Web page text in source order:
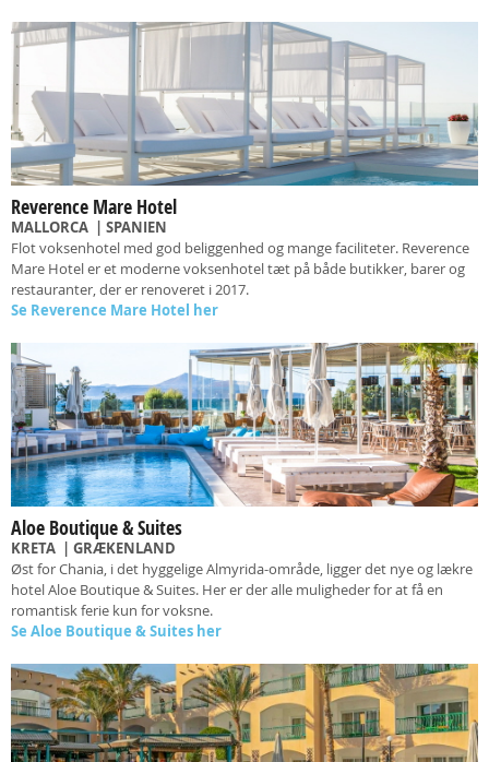
Reverence Mare Hotel
MALLORCA | SPANIEN
Flot voksenhotel med god beliggenhed og mange faciliteter. Reverence
Mare Hoteler et moderne voksenhotel tæt på både butikker, barer og
restauranter, der er renoveret i 2017.
Se Reverence Mare Hotel her
Aloe Boutique & Suites
KRETA | GRÆKENLAND
Øst for Chania, i det hyggelige Almyrida-område, ligger det nye og lækre
hotel Aloe Boutique & Suites. Her er der alle muligheder for at få en
romantisk ferie kun for voksne.
Se Aloe Boutique & Suites her